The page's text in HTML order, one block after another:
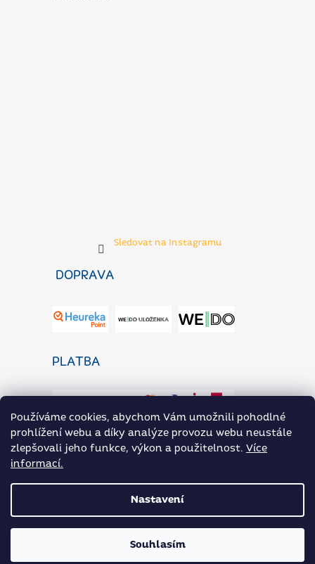
Používáme cookies, abychom Vám umožnili pohodlné
prohlížení webu a díky analýze provozu webu neustále
zlepšovali jeho funkce, výkon a použitelnost. Více
informací.
Nastavení
Souhlasím
Sledovat na Instagramu
DOPRAVA
PLATBA
ZaP Novinky
Vytvořil Shoptet |Nakódoval eshopGuru
PotravinyArax.cz